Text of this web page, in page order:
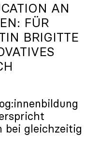
AN
FÜR
BRIGITTE
bei gleichzeitig